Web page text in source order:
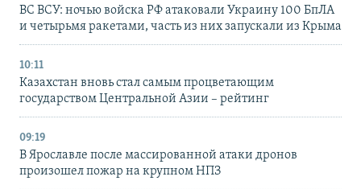
ВС ВСУ: ночью войска РФ атаковали Украину 100 БпЛА
и четырьмя ракетами, часть из них запускали из Крыма
10:11
Казахстан вновь стал самым процветающим
государством Центральной Азии – рейтинг
09:19
В Ярославле после массированной атаки дронов
произошел пожар на крупном НПЗ